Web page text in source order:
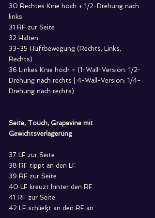
30 Rechtes Knie hoch + 1/2-Drehung nach
links
31 RF zur Seite
32 Halten
33-35 Hüftbewegung (Rechts, Links,
Rechts)
36 Linkes Knie hoch + (1-Wall-Version: 1/2-
Drehung nach rechts | 4-Wall-Version: 1/4-
Drehung nach rechts)
Seite, Touch, Grapevine mit
Gewichtsverlagerung
37 LF zur Seite
38 RF tippt an den LF
39 RF zur Seite
40 LF kreuzt hinter den RF
41 RF zur Seite
42 LF schließt an den RF an